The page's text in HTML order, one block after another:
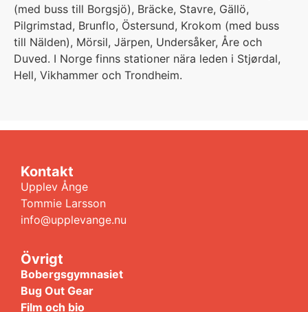
(med buss till Borgsjö), Bräcke, Stavre, Gällö,
Pilgrimstad, Brunflo, Östersund, Krokom (med buss
till Nälden), Mörsil, Järpen, Undersåker, Åre och
Duved. I Norge finns stationer nära leden i Stjørdal,
Hell, Vikhammer och Trondheim.
Kontakt
Upplev Ånge
Tommie Larsson
info@upplevange.nu
Övrigt
Bobergsgymnasiet
Bug Out Gear
Film och bio